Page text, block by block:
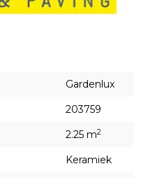
Gardenlux
203759
2.25 m2
Keramiek